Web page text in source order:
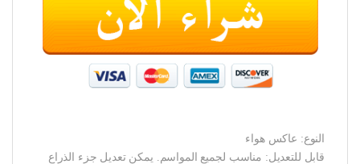
النوع: عاكس هواء
قابل للتعديل: مناسب لجميع المواسم. يمكن تعديل جزء الذراع